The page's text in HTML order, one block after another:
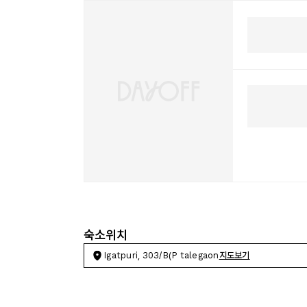
숙소위치
Igatpuri, 303/B(P talegaon 지도보기